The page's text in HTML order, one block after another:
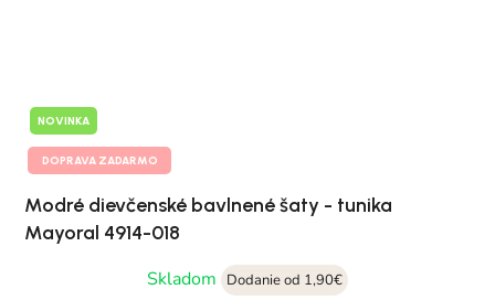
NOVINKA
DOPRAVA ZADARMO
Modré dievčenské bavlnené šaty - tunika
Mayoral 4914-018
Skladom
Dodanie od 1,90€